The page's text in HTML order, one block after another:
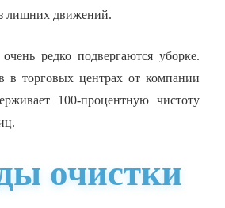
лишних движений.
редко подвергаются уборке.
в торговых центрах от компании
100-процентную чистоту
очистки